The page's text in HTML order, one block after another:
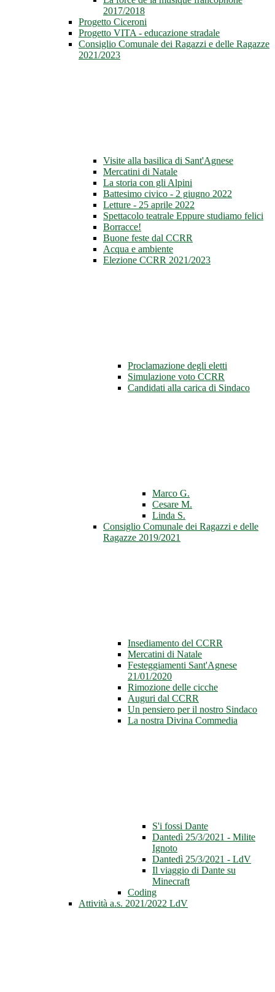
2017/2018
Progetto Ciceroni
Progetto VITA - educazione stradale
Consiglio Comunale dei Ragazzi e delle Ragazze
2021/2023
Visite alla basilica di Sant'Agnese
Mercatini di Natale
La storia con gli Alpini
Battesimo civico - 2 giugno 2022
Letture - 25 aprile 2022
Spettacolo teatrale Eppure studiamo felici
Borracce!
Buone feste dal CCRR
Acqua e ambiente
Elezione CCRR 2021/2023
Proclamazione degli eletti
Simulazione voto CCRR
Candidati alla carica di Sindaco
Marco G.
Cesare M.
Linda S.
Consiglio Comunale dei Ragazzi e delle
Ragazze 2019/2021
Insediamento del CCRR
Mercatini di Natale
Festeggiamenti Sant'Agnese
21/01/2020
Rimozione delle cicche
Auguri dal CCRR
Un pensiero per il nostro Sindaco
La nostra Divina Commedia
S'i fossi Dante
Dantedì 25/3/2021 - Milite
Ignoto
Dantedì 25/3/2021 - LdV
Il viaggio di Dante su
Minecraft
Coding
Attività a.s. 2021/2022 LdV